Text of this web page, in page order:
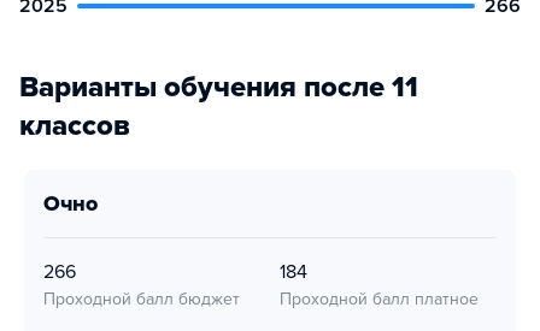
2025
266
Варианты обучения после 11
классов
очно
266
Проходной балл бюджет
184
Проходной балл платное